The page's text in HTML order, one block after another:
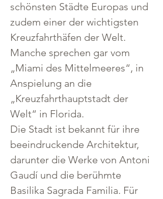
schönsten Städte Europas und
zudem einer der wichtigsten
Kreuzfahrthäfen der Welt.
Manche sprechen gar vom
„Miami des Mittelmeeres“, in
Anspielung an die
„Kreuzfahrthauptstadt der
Welt“ in Florida.
Die Stadt ist bekannt für ihre
beeindruckende Architektur,
darunter die Werke von Antoni
Gaudí und die berühmte
Basilika Sagrada Familia. Für